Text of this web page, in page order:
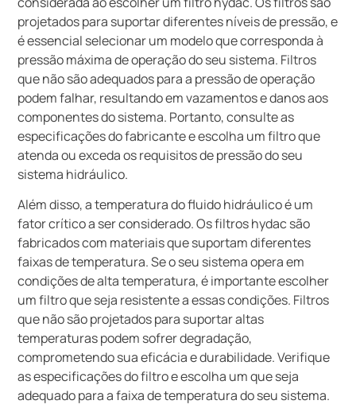
projetados para suportar diferentes níveis de pressão, e
é essencial selecionar um modelo que corresponda à
pressão máxima de operação do seu sistema. Filtros
que não são adequados para a pressão de operação
podem falhar, resultando em vazamentos e danos aos
componentes do sistema. Portanto, consulte as
especificações do fabricante e escolha um filtro que
atenda ou exceda os requisitos de pressão do seu
sistema hidráulico.
Além disso, a temperatura do fluido hidráulico é um
fator crítico a ser considerado. Os filtros hydac são
fabricados com materiais que suportam diferentes
faixas de temperatura. Se o seu sistema opera em
condições de alta temperatura, é importante escolher
um filtro que seja resistente a essas condições. Filtros
que não são projetados para suportar altas
temperaturas podem sofrer degradação,
comprometendo sua eficácia e durabilidade. Verifique
as especificações do filtro e escolha um que seja
adequado para a faixa de temperatura do seu sistema.